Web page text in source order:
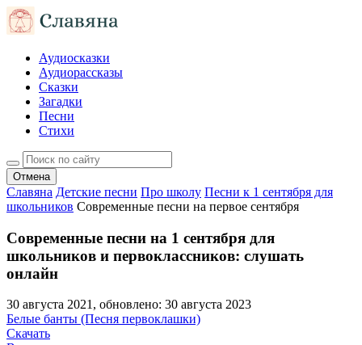
Аудиосказки
Аудиорассказы
Сказки
Загадки
Песни
Стихи
Отмена
Славяна Детские песни Про школу Песни к 1 сентября для
школьников Современные песни на первое сентября
Современные песни на 1 сентября для
школьников и первоклассников: слушать
онлайн
30 августа 2021, обновлено: 30 августа 2023
Белые банты (Песня первоклашки)
Скачать